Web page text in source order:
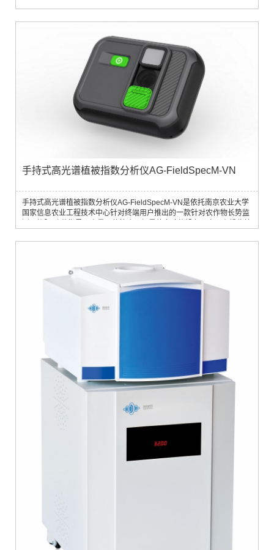
信息。物体的光谱特性与其内在的理化学特性紧密相关，由于物质成分
和结构的差异就造成物质内部对不同波长光子的选择性吸收和发射。完
整而连续的光谱曲线可以更好...
手持式高光谱植被指数分析仪AG-FieldSpecM-VN
手持式高光谱植被指数分析仪AG-FieldSpecM-VN是依托南京农业大学
国家信息农业工程技术中心针对终端用户推出的一款针对农作物长势监
于手机）性能优势Ø操作简便：无需测试白板，开机将镜头垂直向上获
农学参数。Ø待机时...